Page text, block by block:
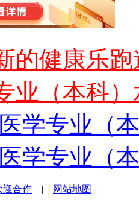
的健康乐
业（本科
学专业（
学专业（
迎合作 | 网站地图